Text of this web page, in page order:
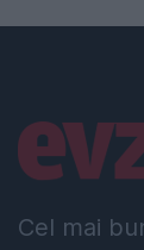
Cel mai
Linkuri